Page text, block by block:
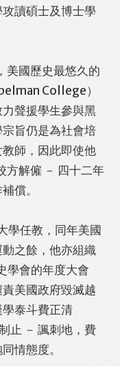
Print
讀碩士及博士學
美國歷史最悠久的
College）
聲援學生參與黑
旨仍是為社會培
師，因此即使他
方解僱 － 四十二年
償。
學任教，同年美國
之餘，他亦組織
學會的年度大會
美國政府毀滅越
泰斗費正清
止 － 諷刺地，費
情態度。